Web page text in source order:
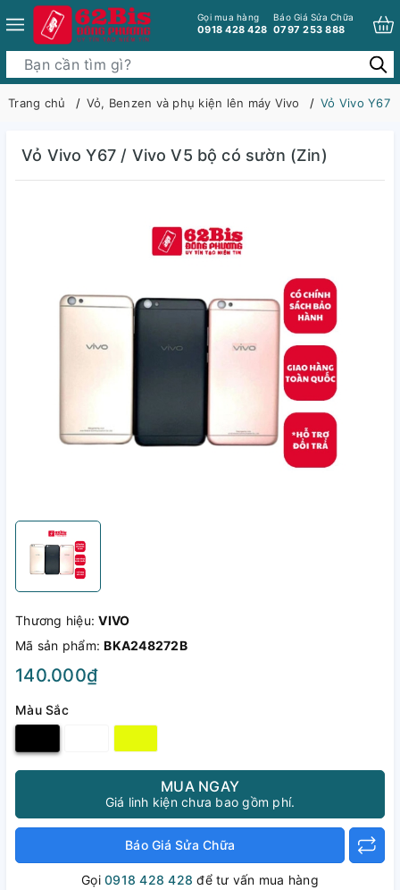
Gọi mua hàng
0918 428 428
Báo Giá Sửa Chữa
0797 253 888
Trang chủ Vỏ, Benzen và phụ kiện lên máy Vivo Vỏ Vivo Y67
Vỏ Vivo Y67 / Vivo V5 bộ có sườn (Zin)
Thương hiệu:VIVO
Mã sản phẩm:BKA248272B
140.000₫
Màu Sắc
MUA NGAY
Giá linh kiện chưa bao gồm phí.
Báo Giá Sửa Chữa
Gọi0918 428 428 để tư vấn mua hàng